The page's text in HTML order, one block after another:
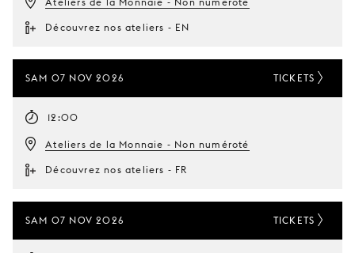
Découvrez nos ateliers - EN
SAM 07 NOV 2026
12:00
Ateliers de la Monnaie - Non numéroté
Découvrez nos ateliers - FR
TICKETS
SAM 07 NOV 2026 TICKETS